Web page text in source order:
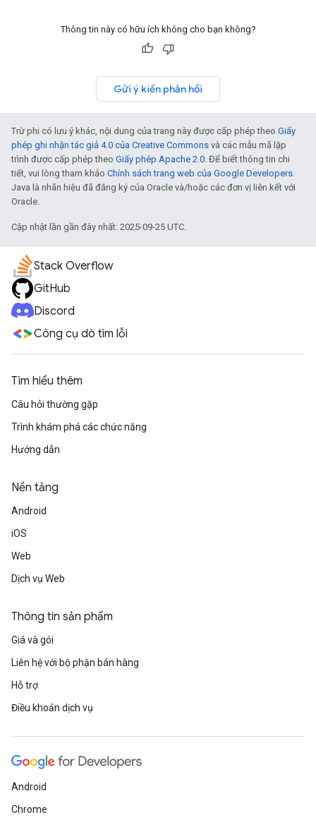
Thông tin này có hữu ích không cho bạn không?
Gửi ý kiến phản hồi
Trừ phi có lưu ý khác, nội dung của trang này được cấp phép theo Giấy
phép ghi nhận tác giả 4.0 của Creative Commons và các mẫu mã lập
trình được cấp phép theo Giấy phép Apache 2.0. Để biết thông tin chi
tiết, vui lòng tham khảo Chính sách trang web của Google Developers.
Java là nhãn hiệu đã đăng ký của Oracle và/hoặc các đơn vị liên kết với
Oracle.
Cập nhật lần gần đây nhất: 2025-09-25 UTC.
Stack Overflow
GitHub
Discord
Công cụ dò tìm lỗi
Tìm hiểu thêm
Câu hỏi thường gặp
Trình khám phá các chức năng
Hướng dẫn
Nền tảng
Android
iOS
Web
Dịch vụ Web
Thông tin sản phẩm
Giá và gói
Liên hệ với bộ phận bán hàng
Hỗ trợ
Điều khoản dịch vụ
Android
Chrome